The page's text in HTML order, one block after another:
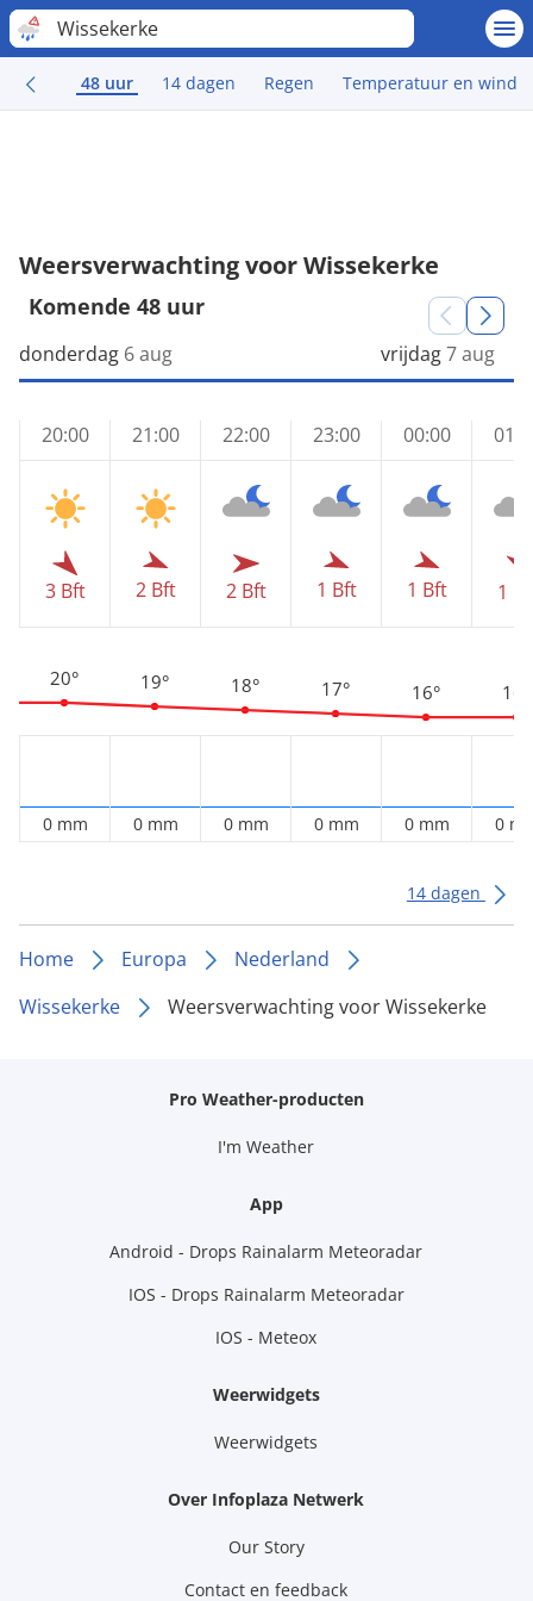
Wissekerke
48 uur 14 dagen Regen Temperatuur en wind
Weersverwachting voor Wissekerke
Komende 48 uur
donderdag 6 aug
20:00
3 Bft
20°
0 mm
21:00
2 Bft
19°
0 mm
22:00
2 Bft
18°
0 mm
23:00
1 Bft
17°
0 mm
vrijdag7 aug
00:00
1 Bft
16°
0 mm
1
16°
0
14 dagen
Home Europa
Nederland
Wissekerke
Weersverwachting voor Wissekerke
Pro Weather-producten
I'm Weather
App
Android - Drops Rainalarm Meteoradar
IOS - Drops Rainalarm Meteoradar
IOS - Meteox
Weerwidgets
Weerwidgets
Over Infoplaza Netwerk
Our Story
Contact en feedback